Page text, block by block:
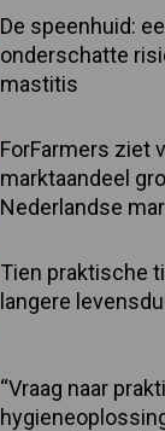
De speenhuid:
onderschatte
mastitis
ForFarmers ziet
marktaandeel
Nederlandse
Tien praktische
langere
“Vraag naar